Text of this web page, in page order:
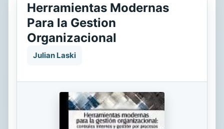
Herramientas Modernas
Para la Gestion
Organizacional
Julian Laski